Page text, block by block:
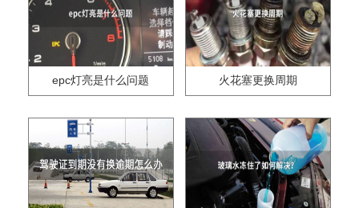
epc灯亮是什么问题 火花塞更换周期